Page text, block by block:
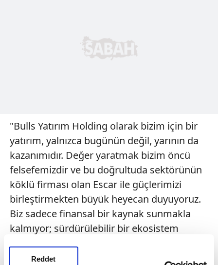
Reddet
"Bulls Yatırım Holding olarak bizim için bir
yatırım, yalnızca bugünün değil, yarının da
kazanımıdır. Değer yaratmak bizim öncü
felsefemizdir ve bu doğrultuda sektörünün
köklü firması olan Escar ile güçlerimizi
birleştirmekten büyük heyecan duyuyoruz.
Biz sadece finansal bir kaynak sunmakla
kalmıyor; sürdürülebilir bir ekosistem
tecrübesi ve %90'ı aşan müşteri sadakati,